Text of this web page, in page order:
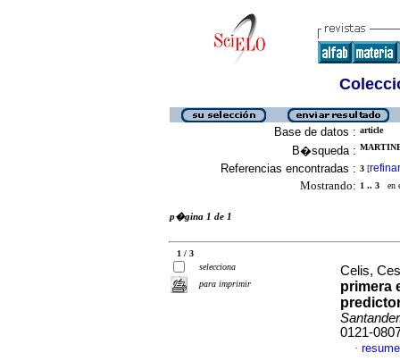
Base de datos : article
B�squeda :
Referencias encontradas : 3 [refinar
Mostrando: 1 .. 3 en
p�gina 1 de 1
1 / 3
selecciona
para imprimir
Celis,
primera
0121-
·